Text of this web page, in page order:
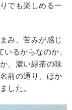
でも楽しめる一
み、苦みが感じ
るからなのか、
、濃い緑茶の味
前の通り、ほか
した。